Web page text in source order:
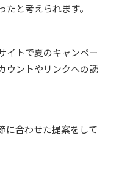
と考えられます。
イトで夏のキャンペー
ウントやリンクへの誘
に合わせた提案をして